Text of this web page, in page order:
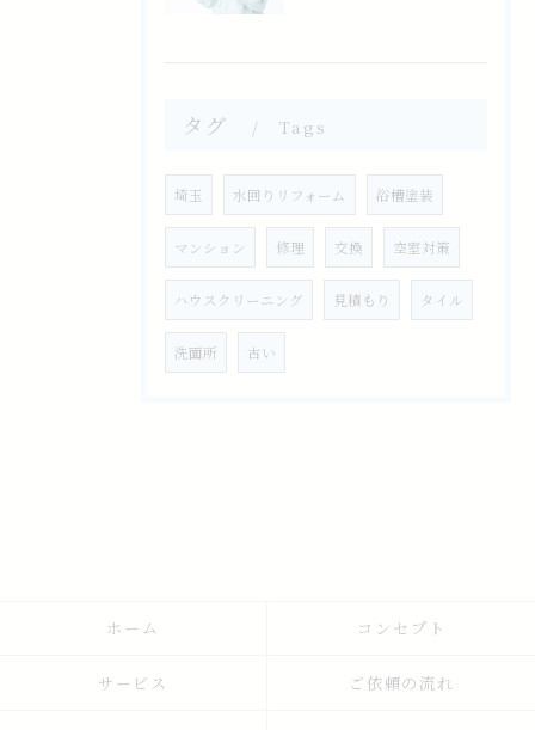
タグ Tags
埼玉 水回りリフォーム 浴槽塗装
マンション 修理 交換 空室対策
ハウスクリーニング 見積もり タイル
洗面所 古い
ホーム コンセプト
サービス ご依頼の流れ